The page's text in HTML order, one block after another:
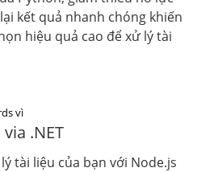
kết quả nhanh chóng khiến
hiệu quả cao để xử lý tài
vì
.NET
tài liệu của bạn với Node.js